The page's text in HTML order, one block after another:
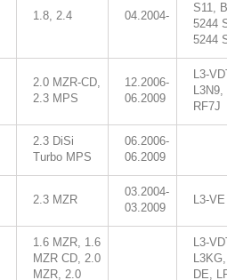
1.8, 2.4 04.2004-
S11, B
5244
5244
2.0 MZR-CD,
2.3 MPS
12.2006-
06.2009
L3-
L3N9,
RF7J
2.3 DiSi
Turbo MPS
06.2006-
06.2009
2.3 MZR
03.2004-
03.2009
L3-VE
1.6 MZR, 1.6
MZR CD, 2.0
MZR, 2.0
L3-
DE,